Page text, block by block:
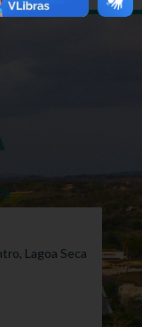
Lagoa Seca